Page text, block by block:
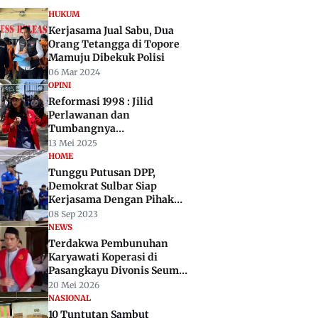
HUKUM
Kerjasama Jual Sabu, Dua
Orang Tetangga di Topore
Mamuju Dibekuk Polisi
06 Mar 2024
OPINI
Reformasi 1998 : Jilid
Perlawanan dan
Tumbangnya
Otoritarianisme
13 Mei 2025
HOME
Tunggu Putusan DPP,
Demokrat Sulbar Siap
Kerjasama Dengan Pihak
Manapun
08 Sep 2023
NEWS
Terdakwa Pembunuhan
Karyawati Koperasi di
Pasangkayu Divonis Seumur
Hidup Penjara
20 Mei 2026
NASIONAL
10 Tuntutan Sambut